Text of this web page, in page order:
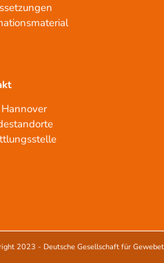
2023 - Deutsche Gesellschaft für